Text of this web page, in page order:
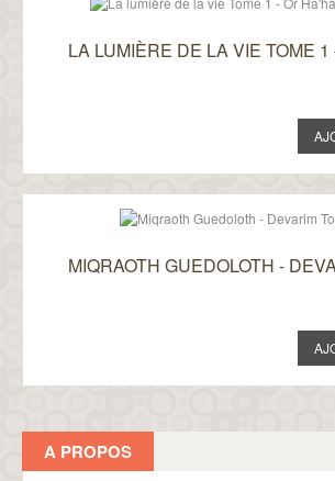
LA LUMIÈRE DE LA VIE TOME
MIQRAOTH GUEDOLOTH -
A PROPOS